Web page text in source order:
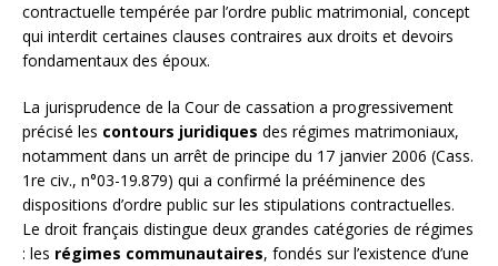
contractuelle tempérée par l’ordre public matrimonial, concept
qui interdit certaines clauses contraires aux droits et devoirs
fondamentaux des époux.
La jurisprudence de la Cour de cassation a progressivement
précisé les contours juridiques des régimes matrimoniaux,
notamment dans un arrêt de principe du 17 janvier 2006 (Cass.
1re civ., n°03-19.879) qui a confirmé la prééminence des
dispositions d’ordre public sur les stipulations contractuelles.
Le droit français distingue deux grandes catégories de régimes
: les régimes communautaires, fondés sur l’existence d’une